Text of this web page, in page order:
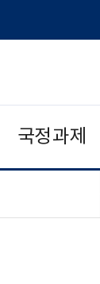
국정과제